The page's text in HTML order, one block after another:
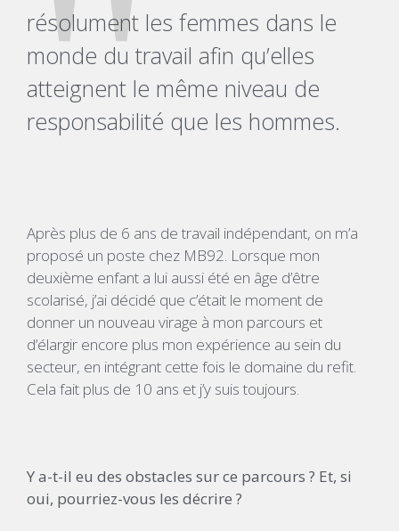
résolument les femmes dans le
monde du travail afin qu’elles
atteignent le même niveau de
responsabilité que les hommes.
Après plus de 6 ans de travail indépendant, on m’a
proposé un poste chez MB92. Lorsque mon
deuxième enfant a lui aussi été en âge d’être
scolarisé, j’ai décidé que c’était le moment de
donner un nouveau virage à mon parcours et
d’élargir encore plus mon expérience au sein du
secteur, en intégrant cette fois le domaine du refit.
Cela fait plus de 10 ans et j’y suis toujours.
Y a-t-il eu des obstacles sur ce parcours ? Et, si
oui, pourriez-vous les décrire ?